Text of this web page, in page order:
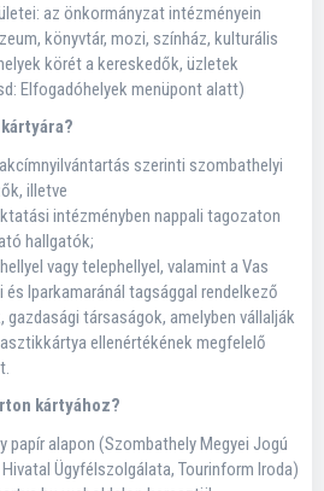
az önkormányzat intézményein
könyvtár, mozi, színház, kulturális
körét a kereskedők, üzletek
Elfogadóhelyek menüpont alatt)
szerinti szombathelyi
illetve
intézményben nappali tagozaton
hallgatók;
vagy telephellyel, valamint a Vas
és Iparkamaránál tagsággal rendelkező
gazdasági társaságok, amelyben vállalják
ellenértékének megfelelő
kártyához?
papír alapon (Szombathely Megyei Jogú
Ügyfélszolgálata, Tourinform Iroda)